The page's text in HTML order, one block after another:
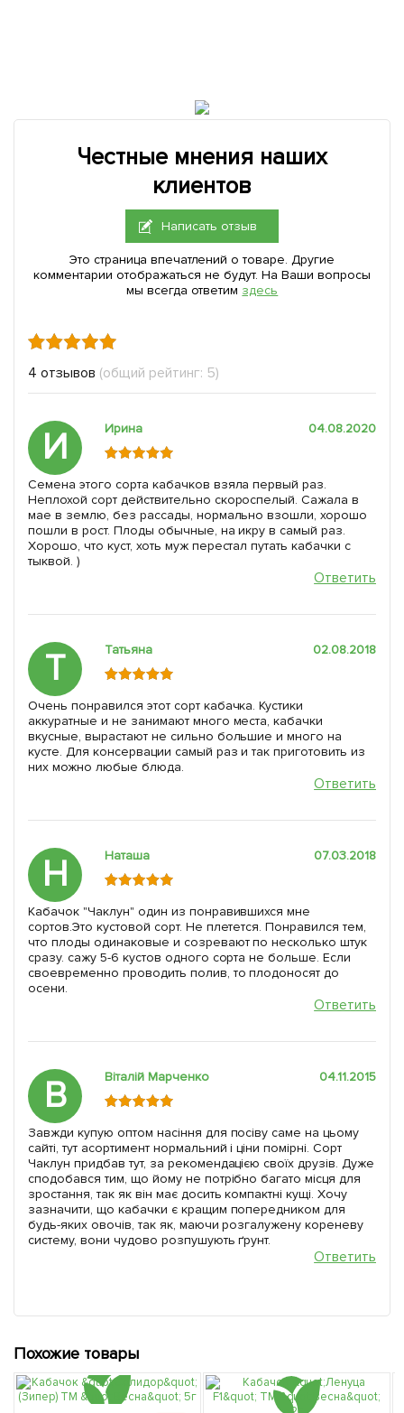
Честные мнения наших
клиентов
Написать отзыв
Это страница впечатлений о товаре. Другие
комментарии отображаться не будут. На Ваши вопросы
мы всегда ответим здесь
4 отзывов (общий рейтинг: 5)
И Ирина 04.08.2020
Семена этого сорта кабачков взяла первый раз.
Неплохой сорт действительно скороспелый. Сажала в
мае в землю, без рассады, нормально взошли, хорошо
пошли в рост. Плоды обычные, на икру в самый раз.
Хорошо, что куст, хоть муж перестал путать кабачки с
тыквой. )
Ответить
Т Татьяна 02.08.2018
Очень понравился этот сорт кабачка. Кустики
аккуратные и не занимают много места, кабачки
вкусные, вырастают не сильно большие и много на
кусте. Для консервации самый раз и так приготовить из
них можно любые блюда.
Ответить
Н Наташа 07.03.2018
Кабачок "Чаклун" один из понравившихся мне
сортов.Это кустовой сорт. Не плетется. Понравился тем,
что плоды одинаковые и созревают по несколько штук
сразу. сажу 5-6 кустов одного сорта не больше. Если
своевременно проводить полив, то плодоносят до
осени.
Ответить
В Віталій Марченко 04.11.2015
Завжди купую оптом насіння для посіву саме на цьому
сайті, тут асортимент нормальний і ціни помірні. Сорт
Чаклун придбав тут, за рекомендацією своїх друзів. Дуже
сподобався тим, що йому не потрібно багато місця для
зростання, так як він має досить компактні кущі. Хочу
зазначити, що кабачки є кращим попередником для
будь-яких овочів, так як, маючи розгалужену кореневу
систему, вони чудово розпушують ґрунт.
Ответить
Похожие товары